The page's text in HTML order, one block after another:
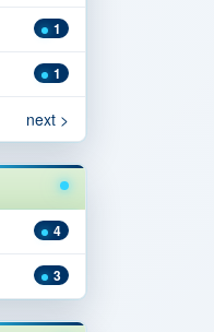
1
1
next >
4
3